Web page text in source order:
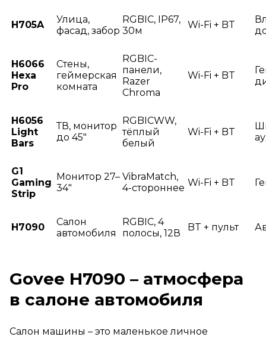
H705A
Улица,
фасад, забор
RGBIC, IP67,
30м
Wi-Fi + BT
H6066
Hexa
Pro
Стены,
геймерская
комната
RGBIC-
панели,
Razer
Chroma
Wi-Fi + BT
H6056
Light
Bars
ТВ, монитор
до 45"
RGBICWW,
тёплый
белый
Wi-Fi + BT
G1
Gaming
Strip
Монитор 27–
34"
VibraMatch,
4-стороннее Wi-Fi + BT
H7090
Салон
автомобиля
RGBIC, 4
полосы, 12В
BT + пульт
Govee H7090 – атмосфера
в салоне автомобиля
Салон машины – это маленькое личное